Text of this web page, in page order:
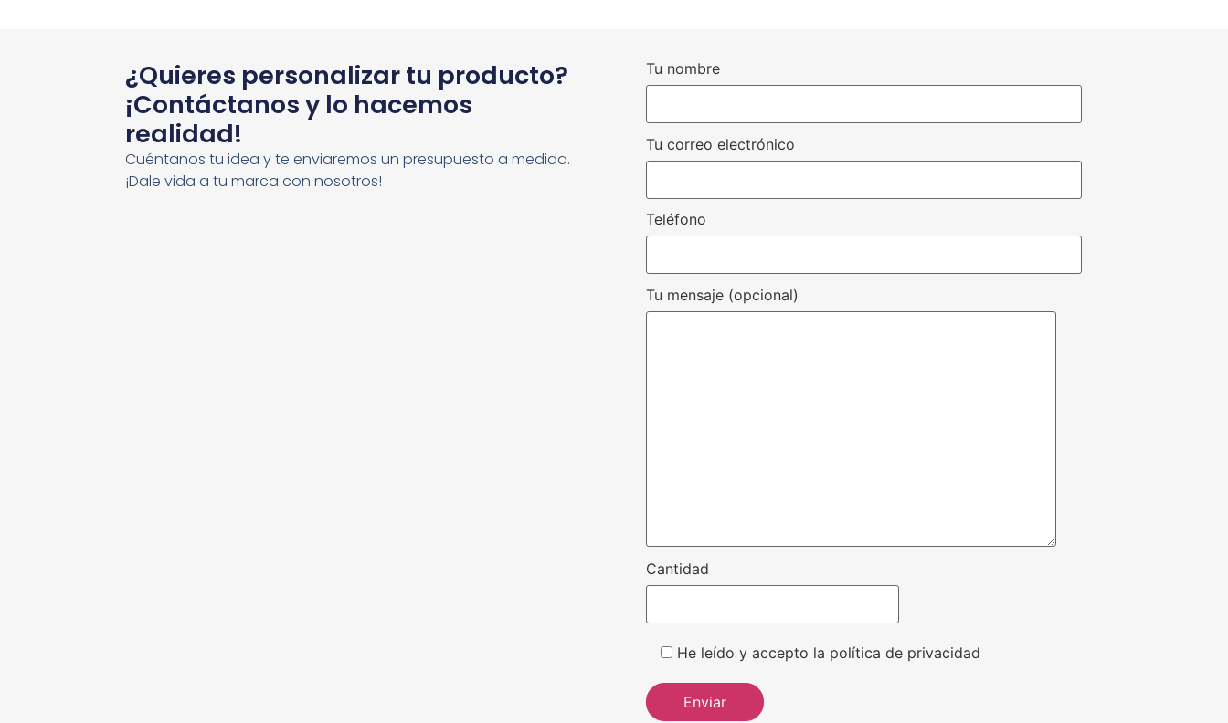
¿Quieres personalizar tu producto?
¡Contáctanos y lo hacemos
realidad!
Cuéntanos tu idea y te enviaremos un presupuesto a medida.
¡Dale vida a tu marca con nosotros!
Tu nombre
Tu correo electrónico
Teléfono
Tu mensaje (opcional)
Cantidad
He leído y accepto la política de privacidad